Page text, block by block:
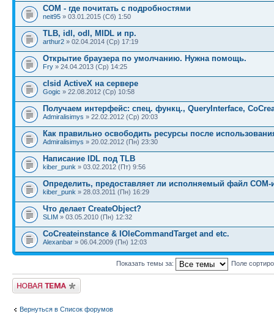
COM - где почитать с подробностями
neit95 » 03.01.2015 (Сб) 1:50
TLB, idl, odl, MIDL и пр.
arthur2 » 02.04.2014 (Ср) 17:19
Открытие браузера по умолчанию. Нужна помощь.
Fry » 24.04.2013 (Ср) 14:25
clsid ActiveX на сервере
Gogic » 22.08.2012 (Ср) 10:58
Получаем интерфейс: спец. функц., QueryInterface,
Admiralisimys » 22.02.2012 (Ср) 20:03
Как правильно освободить ресурсы после
Admiralisimys » 20.02.2012 (Пн) 23:30
Написание IDL под TLB
kiber_punk » 03.02.2012 (Пт) 9:56
Определить, предоставляет ли исполняемый файл COM-
kiber_punk » 28.03.2011 (Пн) 16:29
Что делает CreateObject?
SLIM » 03.05.2010 (Пн) 12:32
CoCreateinstance & IOleCommandTarget and etc.
Alexanbar » 06.04.2009 (Пн) 12:03
Показать темы за: Поле
Новая тема
Вернуться в Список форумов